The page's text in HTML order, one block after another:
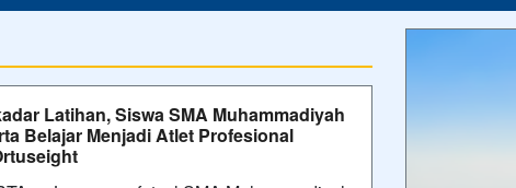
Hari esok untuk orang-orang yang telah mempersiapkan dirinya hari ini.
ilmu pengetahuan tanpa agama adalah lumpuh.
Latihan, Siswa SMA Muhammadiyah
Belajar Menjadi Atlet Profesional